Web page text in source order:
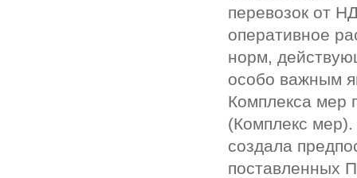
перевозок от
оперативное
норм,
особо важным
Комплекса мер
(Комплекс
создала
поставленных